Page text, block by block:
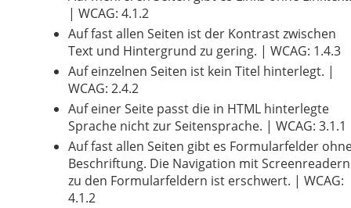
| WCAG: 4.1.2
Auf fast allen Seiten ist der Kontrast zwischen
Text und Hintergrund zu gering. | WCAG: 1.4.3
Auf einzelnen Seiten ist kein Titel hinterlegt. |
WCAG: 2.4.2
Auf einer Seite passt die in HTML hinterlegte
Sprache nicht zur Seitensprache. | WCAG: 3.1.1
Auf fast allen Seiten gibt es Formularfelder
Beschriftung. Die Navigation mit Screenreadern
zu den Formularfeldern ist erschwert. | WCAG:
4.1.2